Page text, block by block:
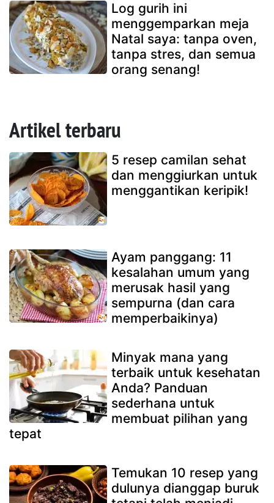
Log gurih ini
menggemparkan meja
Natal saya: tanpa oven,
tanpa stres, dan semua
orang senang!
Artikel terbaru
5 resep camilan sehat
dan menggiurkan untuk
menggantikan keripik!
Ayam panggang: 11
kesalahan umum yang
merusak hasil yang
sempurna (dan cara
memperbaikinya)
Minyak mana yang
terbaik untuk kesehatan
Anda? Panduan
sederhana untuk
membuat pilihan yang
tepat
Temukan 10 resep yang
dulunya dianggap buruk